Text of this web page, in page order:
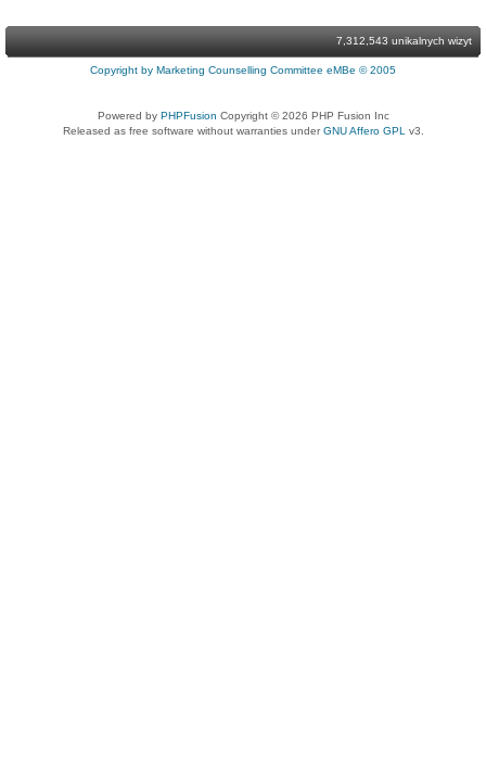
7,312,543 unikalnych wizyt
Copyright by Marketing Counselling Committee eMBe © 2005
Powered by PHPFusion Copyright © 2026 PHP Fusion Inc
Released as free software without warranties underGNU Affero GPL v3.